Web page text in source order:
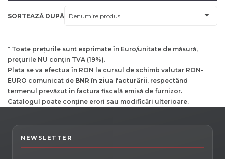
SORTEAZĂ DUPĂ
* Toate prețurile sunt exprimate în Euro/unitate de măsură,
prețurile NU conțin TVA (19%).
Plata se va efectua în RON la cursul de schimb valutar RON-
EURO comunicat de BNR în ziua facturării, respectând
termenul prevăzut în factura fiscală emisă de furnizor.
Catalogul poate conține erori sau modificări ulterioare.
NEWSLETTER